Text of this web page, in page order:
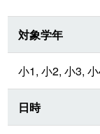
対象学年
小1, 小2, 小3,
日時